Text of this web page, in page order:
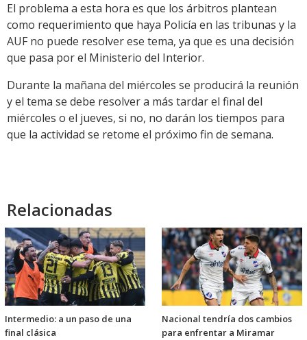
El problema a esta hora es que los árbitros plantean
como requerimiento que haya Policía en las tribunas y la
AUF no puede resolver ese tema, ya que es una decisión
que pasa por el Ministerio del Interior.
Durante la mañana del miércoles se producirá la reunión
y el tema se debe resolver a más tardar el final del
miércoles o el jueves, si no, no darán los tiempos para
que la actividad se retome el próximo fin de semana.
Relacionadas
Intermedio: a un paso de una
final clásica
Nacional tendría dos cambios
para enfrentar a Miramar